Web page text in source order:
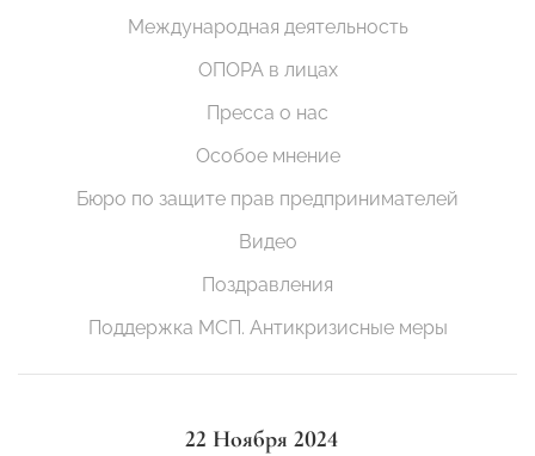
Международная деятельность
ОПОРА в лицах
Пресса о нас
Особое мнение
Бюро по защите прав предпринимателей
Видео
Поздравления
Поддержка МСП. Антикризисные меры
22 Ноября 2024